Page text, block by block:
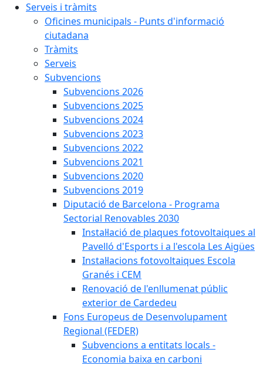
Serveis i tràmits
Oficines municipals - Punts d'informació
ciutadana
Tràmits
Serveis
Subvencions
Subvencions 2026
Subvencions 2025
Subvencions 2024
Subvencions 2023
Subvencions 2022
Subvencions 2021
Subvencions 2020
Subvencions 2019
Diputació de Barcelona - Programa
Sectorial Renovables 2030
Instal·lació de plaques fotovoltaiques al
Pavelló d'Esports i a l'escola Les Aigües
Instal·lacions fotovoltaiques Escola
Granés i CEM
Renovació de l'enllumenat públic
exterior de Cardedeu
Fons Europeus de Desenvolupament
Regional (FEDER)
Subvencions a entitats locals -
Economia baixa en carboni